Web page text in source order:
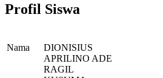
Profil Siswa
Nama
DIONISIUS
APRILINO ADE
RAGIL